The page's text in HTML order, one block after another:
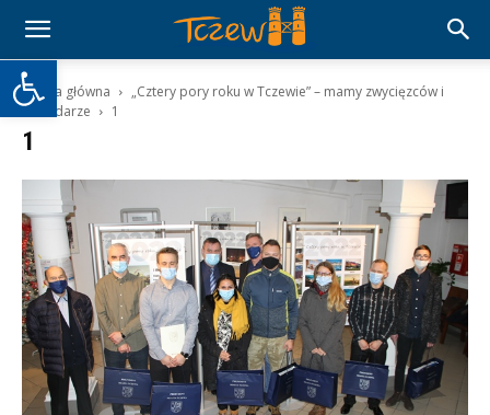
Otwórz pasek narzędzi
Strona główna
„Cztery pory roku w Tczewie” – mamy zwycięzców i
kalendarze
1
1